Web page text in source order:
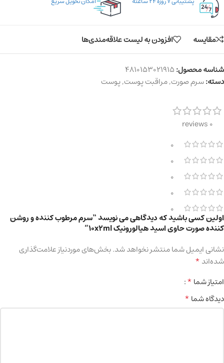
مقایسه افزودن به لیست علاقه‌مندی‌ها
شناسه محصول:4810153021915
دسته:سرم صورت,مراقبت پوست,پوست
0 reviews
0
0
0
0
0
اولین کسی باشید که دیدگاهی می نویسد “سرم مرطوب کننده و روشن
کننده صورت حاوی اسید هیالورونیک 10x2ml”
نشانی ایمیل شما منتشر نخواهد شد.بخش‌های موردنیاز علامت‌گذاری
شده‌اند*
امتیاز شما*
دیدگاه شما*